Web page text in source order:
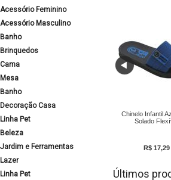
Acessório Feminino
Acessório Masculino
Banho
Brinquedos
Cama
Mesa
Banho
Decoração Casa
Linha Pet
Beleza
Jardim e Ferramentas
Lazer
Linha Pet
Chinelo Infantil
Solado
R$ 17,29
Últimos